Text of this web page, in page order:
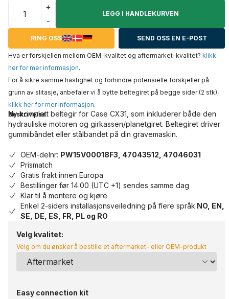
+
-
LEGG I HANDLEKURVEN
RING OSS SEND OSS EN E-POST
Hva er forskjellen mellom OEM-kvalitet og aftermarket-kvalitet? klikk
her for mer informasjon.
For å sikre samme hastighet og forhindre potensielle forskjeller på
grunn av slitasje, anbefaler vi å bytte beltegiret på begge sider (2 stk),
klikk her for mer informasjon.
Beskrivelse
Ny komplett beltegir for Case CX31, som inkluderer både den
hydrauliske motoren og girkassen/planetgiret. Beltegiret driver
gummibåndet eller stålbandet på din gravemaskin.
OEM-delnr: PW15V00018F3, 47043512, 47046031
Prismatch
Gratis frakt innen Europa
Bestillinger før 14:00 (UTC +1) sendes samme dag
Klar til å montere og kjøre
Enkel 2-siders installasjonsveiledning på flere språk NO, EN,
SE, DE, ES, FR, PL og RO
Velg kvalitet:
Velg om du ønsker å bestille et aftermarket- eller OEM-produkt
Easy connection kit